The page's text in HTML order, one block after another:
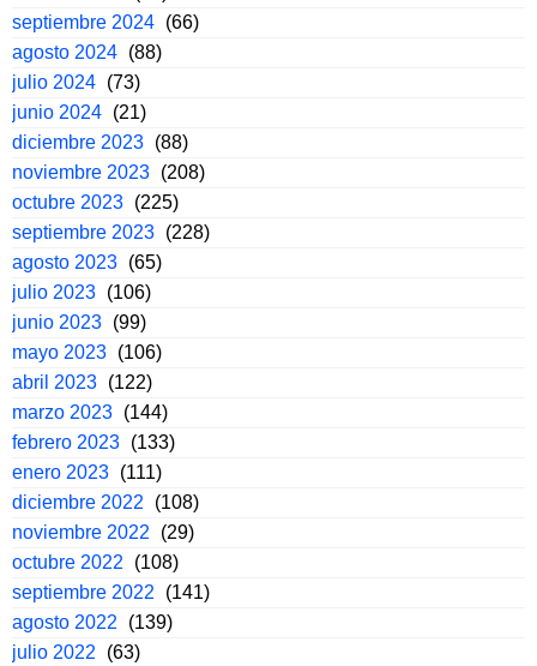
septiembre 2024 (66)
agosto 2024 (88)
julio 2024 (73)
junio 2024 (21)
diciembre 2023 (88)
noviembre 2023 (208)
octubre 2023 (225)
septiembre 2023 (228)
agosto 2023 (65)
julio 2023 (106)
junio 2023 (99)
mayo 2023 (106)
abril 2023 (122)
marzo 2023 (144)
febrero 2023 (133)
enero 2023 (111)
diciembre 2022
(108)
noviembre 2022
(29)
octubre 2022
(108)
septiembre 2022
(141)
agosto 2022
(139)
julio 2022
(63)